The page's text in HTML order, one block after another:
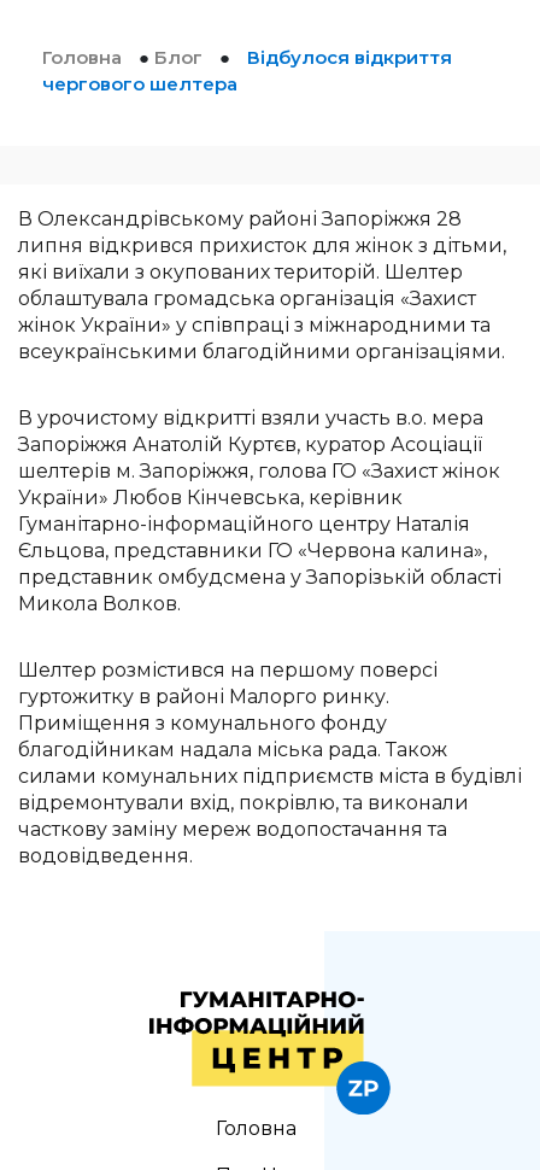
Головна ● Блог ●
Відбулося відкриття
чергового шелтера
В Олександрівському районі Запоріжжя 28
липня відкрився прихисток для жінок з дітьми,
які виїхали з окупованих територій. Шелтер
облаштувала громадська організація «Захист
жінок України» у співпраці з міжнародними та
всеукраїнськими благодійними організаціями.
В урочистому відкритті взяли участь в.о. мера
Запоріжжя Анатолій Куртєв, куратор Асоціації
шелтерів м. Запоріжжя, голова ГО «Захист жінок
України» Любов Кінчевська, керівник
Гуманітарно-інформаційного центру Наталія
Єльцова, представники ГО «Червона калина»,
представник омбудсмена у Запорізькій області
Микола Волков.
Шелтер розмістився на першому поверсі
гуртожитку в районі Малорго ринку.
Приміщення з комунального фонду
благодійникам надала міська рада. Також
силами комунальних підприємств міста в будівлі
відремонтували вхід, покрівлю, та виконали
часткову заміну мереж водопостачання та
водовідведення.
Головна